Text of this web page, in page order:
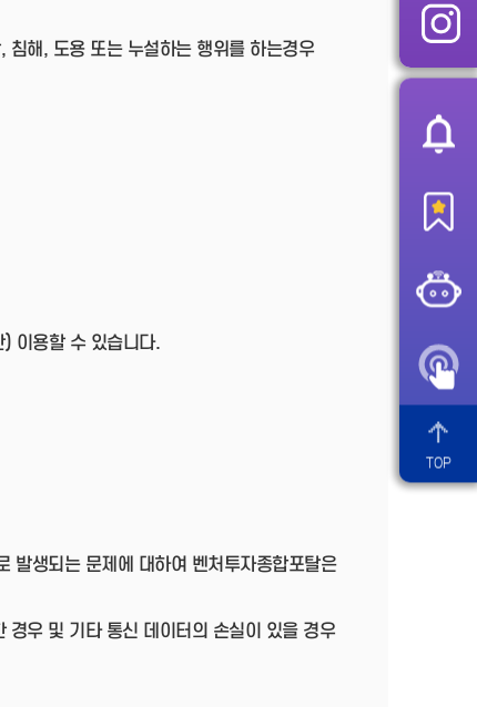
TOP
해, 도용 또는 누설하는 행위를 하는경우
이용할 수 있습니다.
발생되는 문제에 대하여 벤처투자종합포탈은
우 및 기타 통신 데이터의 손실이 있을 경우